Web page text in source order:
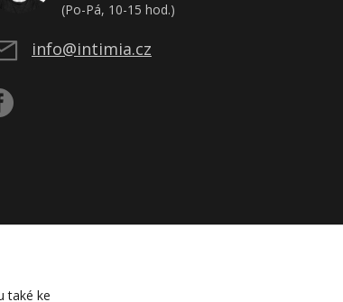
(Po-Pá, 10-15 hod.)
info@intimia.cz
také ke